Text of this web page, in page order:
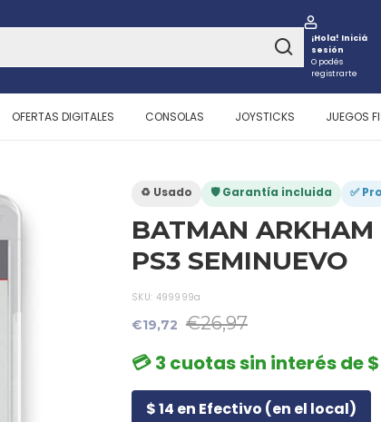
¡Hola! Iniciá
sesión
O podés
registrarte
OFERTAS DIGITALES CONSOLAS JOYSTICKS JUEGOS
♻️ Usado 🛡️ Garantía incluida ✅
BATMAN ARKHAM
PS3 SEMINUEVO
SKU: 499999a
€19,72 €26,97
💳 3 cuotas sin interés de $
$ 14 en Efectivo (en el local)